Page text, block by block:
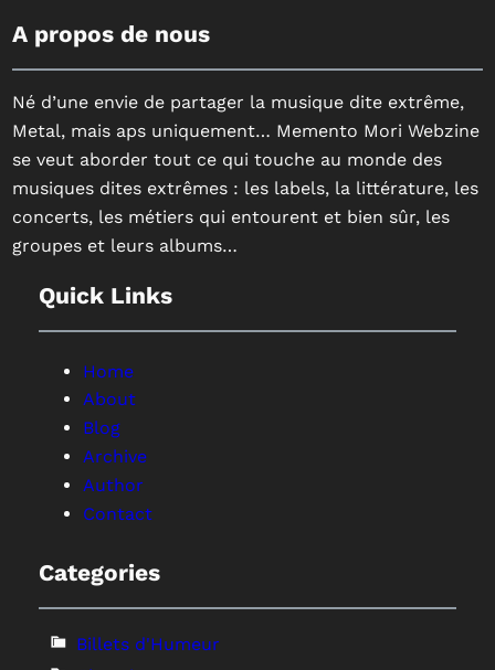
A propos de nous
Né d’une envie de partager la musique dite extrême,
Metal, mais aps uniquement… Memento Mori Webzine
se veut aborder tout ce qui touche au monde des
musiques dites extrêmes : les labels, la littérature, les
concerts, les métiers qui entourent et bien sûr, les
groupes et leurs albums…
Quick Links
Home
About
Blog
Archive
Author
Contact
Categories
Billets d'Humeur